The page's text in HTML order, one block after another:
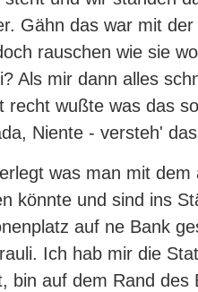
Gähn das war mit
rauschen wie sie
Als mir dann alles
recht wußte was das
Niente - versteh'
was man mit dem
könnte und sind ins
auf ne Bank
Ich hab mir die
bin auf dem Rand des